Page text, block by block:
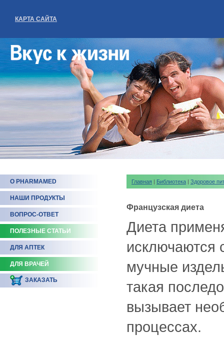
КАРТА САЙТА
О PHARMAMED
НАШИ ПРОДУКТЫ
ВОПРОС-ОТВЕТ
ПОЛЕЗНЫЕ СТАТЬИ
ДЛЯ АПТЕК
ДЛЯ ВРАЧЕЙ
ЗАКАЗАТЬ
Главная | Библиотека | Здоровое
Французская диета
Диета
исключаются
мучные
такая
вызывает
процессах.